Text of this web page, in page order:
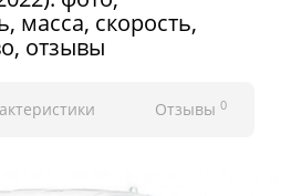
масса, скорость,
отзывы
Отзывы 0